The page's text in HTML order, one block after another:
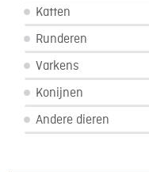
Katten
Runderen
Varkens
Konijnen
Andere dieren